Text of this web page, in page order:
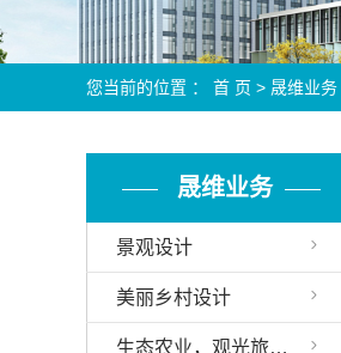
您当前的位置 ： 首 页 > 晟维业务
晟维业务
景观设计
美丽乡村设计
生态农业，观光旅游设计